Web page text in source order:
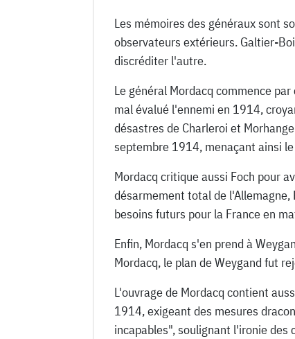
Les mémoires des généraux sont
observateurs extérieurs. Galtier-
discréditer l'autre.
Le général Mordacq commence
mal évalué l'ennemi en 1914,
désastres de Charleroi et
septembre 1914, menaçant ainsi
Mordacq critique aussi Foch pour
désarmement total de
besoins futurs pour la France en
Enfin, Mordacq s'en prend à
Mordacq, le plan de Weygand fut
L'ouvrage de Mordacq contient
1914, exigeant des mesures
incapables", soulignant l'ironie